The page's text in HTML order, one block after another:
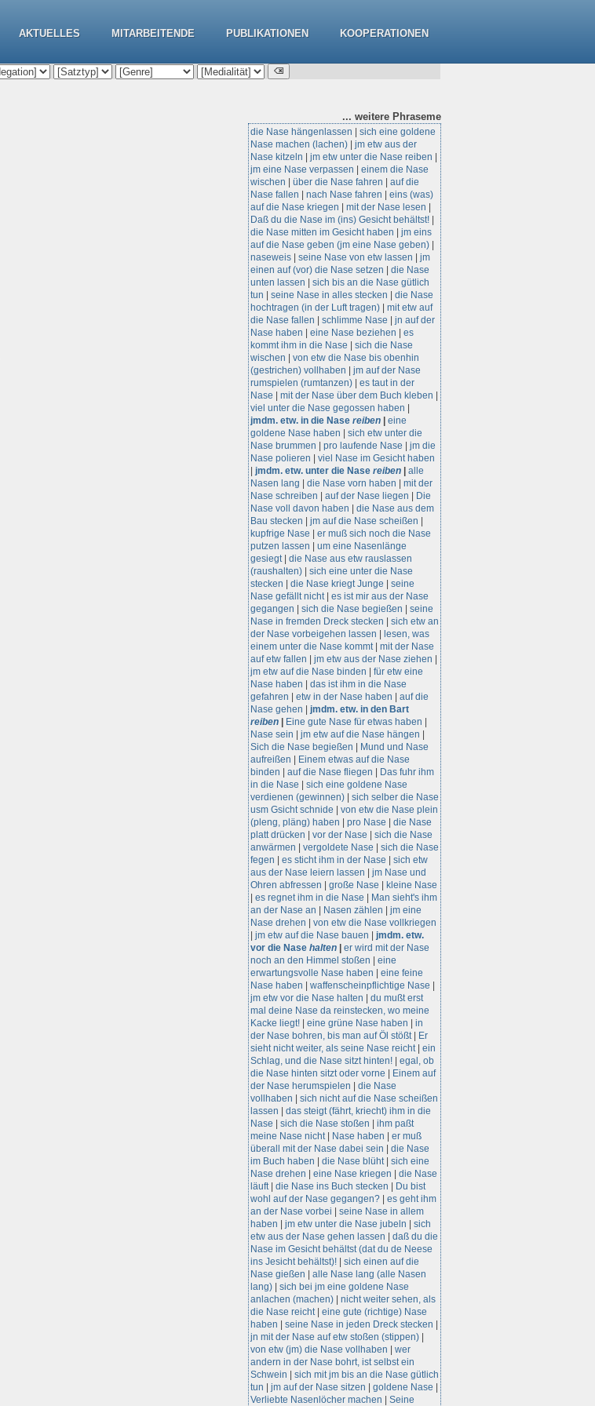
AKTUELLES MITARBEITENDE PUBLIKATIONEN KOOPERATIONEN
... weitere Phraseme
die Nase hängenlassen
sich eine goldene
Nase machen (lachen)
jm etw aus der
Nase kitzeln
jm etw unter die Nase reiben
jm eine Nase verpassen
einem die Nase
wischen
über die Nase fahren
auf die
Nase fallen
nach Nase fahren
eins (was)
auf die Nase kriegen
mit der Nase lesen
Daß du die Nase im (ins) Gesicht behältst!
die Nase mitten im Gesicht haben
jm eins
auf die Nase geben (jm eine Nase geben)
naseweis
seine Nase von etw lassen
jm
einen auf (vor) die Nase setzen
die Nase
unten lassen
sich bis an die Nase gütlich
tun
seine Nase in alles stecken
die Nase
hochtragen (in der Luft tragen)
mit etw auf
die Nase fallen
schlimme Nase
jn auf der
Nase haben
eine Nase beziehen
es
kommt ihm in die Nase
sich die Nase
wischen
von etw die Nase bis obenhin
(gestrichen) vollhaben
jm auf der Nase
rumspielen (rumtanzen)
es taut in der
Nase
mit der Nase über dem Buch kleben
viel unter die Nase gegossen haben
jmdm. etw. in die Nase reiben
eine
goldene Nase haben
sich etw unter die
Nase brummen
pro laufende Nase
jm die
Nase polieren
viel Nase im Gesicht haben
jmdm. etw. unter die Nase reiben
alle
Nasen lang
die Nase vorn haben
mit der
Nase schreiben
auf der Nase liegen
Die
Nase voll davon haben
die Nase aus dem
Bau stecken
jm auf die Nase scheißen
kupfrige Nase
er muß sich noch die Nase
putzen lassen
um eine Nasenlänge
gesiegt| die Nase aus etw rauslassen
(raushalten)
sich eine unter die Nase
stecken
die Nase kriegt Junge
seine
Nase gefällt nicht| es ist mir aus der Nase
gegangen
sich die Nase begießen
seine
Nase in fremden Dreck stecken
sich etw an
der Nase vorbeigehen lassen
lesen, was
einem unter die Nase kommt| mit der Nase
auf etw fallen
jm etw aus der Nase ziehen
jm etw auf die Nase binden
für etw eine
Nase haben
das ist ihm in die Nase
gefahren
etw in der Nase haben
auf die
Nase gehen
jmdm. etw. in den Bart
reiben
Eine gute Nase für etwas haben
Nase sein
jm etw auf die Nase hängen
Sich die Nase begießen
Mund und Nase
aufreißen
Einem etwas auf die Nase
binden
auf die Nase fliegen
Das fuhr ihm
in die Nase
sich eine goldene Nase
verdienen (gewinnen)
sich selber die Nase
usm Gsicht schnide
von etw die Nase plein
(pleng, pläng) haben
pro Nase
die Nase
platt drücken
vor der Nase
sich die Nase
anwärmen
vergoldete Nase
sich die Nase
fegen
es sticht ihm in der Nase
sich etw
aus der Nase leiern lassen
jm Nase und
Ohren abfressen
große Nase
kleine Nase
es regnet ihm in die Nase
Man sieht's ihm
an der Nase an
Nasen zählen
jm eine
Nase drehen
von etw die Nase vollkriegen
jm etw auf die Nase bauen
jmdm. etw.
vor die Nase halten
er wird mit der Nase
noch an den Himmel stoßen
eine
erwartungsvolle Nase haben
eine feine
Nase haben
waffenscheinpflichtige Nase
jm etw vor die Nase halten
du mußt erst
mal deine Nase da reinstecken, wo meine
Kacke liegt!
eine grüne Nase haben
in
der Nase bohren, bis man auf Öl stößt|
Er
sieht nicht weiter, als seine Nase reicht| ein
Schlag, und die Nase sitzt hinten!
egal, ob
die Nase hinten sitzt oder vorne
Einem auf
der Nase herumspielen
die Nase
vollhaben
sich nicht auf die Nase scheißen
lassen
das steigt (fährt, kriecht) ihm in die
Nase
sich die Nase stoßen
ihm paßt
meine Nase nicht| Nase haben
er muß
überall mit der Nase dabei sein
die Nase
im Buch haben
die Nase blüht| sich eine
Nase drehen
eine Nase kriegen
die Nase
läuft| die Nase ins Buch stecken
Du bist
wohl auf der Nase gegangen?
es geht ihm
an der Nase vorbei
seine Nase in allem
haben
jm etw unter die Nase jubeln
sich
etw aus der Nase gehen lassen
daß du die
Nase im Gesicht behältst (dat du de Neese
ins Jesicht behältst)!
sich einen auf die
Nase gießen
alle Nase lang (alle Nasen
lang)
sich bei jm eine goldene Nase
anlachen (machen)
nicht weiter sehen, als
die Nase reicht| eine gute (richtige) Nase
haben
seine Nase in jeden Dreck stecken
jn mit der Nase auf etw stoßen (stippen)
von etw (jm) die Nase vollhaben
wer
andern in der Nase bohrt, ist selbst ein
Schwein
sich mit jm bis an die Nase gütlich
tun
jm auf der Nase sitzen goldene Nase
Verliebte Nasenlöcher machen
Seine